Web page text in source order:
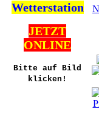
Wetterstation
JETZT
ONLINE
Bitte auf Bild
klicken!